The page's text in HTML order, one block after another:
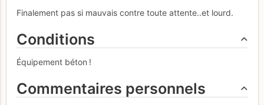
Finalement pas si mauvais contre toute attente..et lourd.
Conditions
Équipement béton !
Commentaires personnels